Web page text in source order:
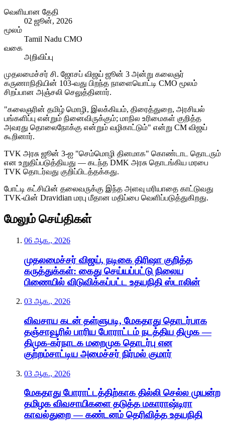
வெளியான தேதி
02 ஜூன், 2026
மூலம்
Tamil Nadu CMO
வகை
அறிவிப்பு
முதலமைச்சர் சி. ஜோசப் விஜய் ஜூன் 3 அன்று கலைஞர்
கருணாநிதியின் 103-வது பிறந்த நாளையொட்டி CMO மூலம்
சிறப்பான அஞ்சலி செலுத்தினார்.
"கலைஞரின் தமிழ் மொழி, இலக்கியம், திரைத்துறை, அரசியல்
பங்களிப்பு என்றும் நினைவிருக்கும்; மாநில உரிமைகள் குறித்த
அவரது தொலைநோக்கு என்றும் வழிகாட்டும்" என்று CM விஜய்
கூறினார்.
TVK அரசு ஜூன் 3-ஐ "செம்மொழி தினமாக" கொண்டாட தொடரும்
என உறுதிப்படுத்தியது — கடந்த DMK அரசு தொடங்கிய மரபை
TVK தொடர்வது குறிப்பிடத்தக்கது.
போட்டி கட்சியின் தலைவருக்கு இந்த அளவு மரியாதை காட்டுவது
TVK-யின் Dravidian மரபு மீதான மதிப்பை வெளிப்படுத்துகிறது.
மேலும் செய்திகள்
06 ஆக., 2026
முதலமைச்சர் விஜய், நடிகை திரிஷா குறித்த
கருத்துக்கள்: கைது செய்யப்பட்டு நிலைய
பிணையில் விடுவிக்கப்பட்ட உதயநிதி ஸ்டாலின்
03 ஆக., 2026
விவசாய கடன் தள்ளுபடி, மேகதாது தொடர்பாக
தஞ்சாவூரில் பாரிய போராட்டம் நடத்திய திமுக —
திமுக-கர்நாடக மறைமுக தொடர்பு என
குற்றம்சாட்டிய அமைச்சர் நிர்மல் குமார்
03 ஆக., 2026
மேகதாது போராட்டத்திற்காக தில்லி செல்ல முயன்ற
தமிழக விவசாயிகளை தடுத்த மகாராஷ்டிரா
காவல்துறை — கண்டனம் தெரிவித்த உதயநிதி